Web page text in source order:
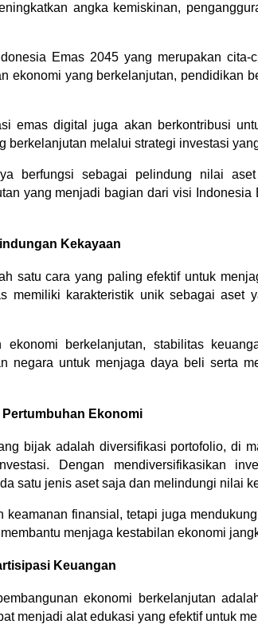
angka kemiskinan,
Emas 2045 yang merupakan cita-
ekonomi yang berkelanjutan, pendidikan
emas digital juga akan berkontribusi
berkelanjutan melalui strategi investasi
berfungsi sebagai pelindung nilai
yang menjadi bagian dari visi
Kekayaan
satu cara yang paling efektif untuk
memiliki karakteristik unik sebagai aset
ekonomi berkelanjutan, stabilitas
negara untuk menjaga daya beli serta
Ekonomi
bijak adalah diversifikasi portofolio, di
Dengan mendiversifikasikan
satu jenis aset saja dan melindungi nilai
keamanan finansial, tetapi juga
menjaga kestabilan ekonomi
Keuangan
ekonomi berkelanjutan
menjadi alat edukasi yang efektif untuk